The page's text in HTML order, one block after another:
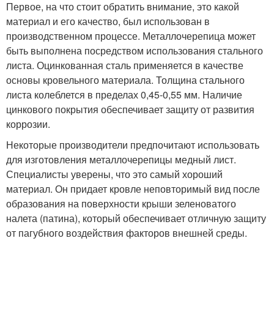
Первое, на что стоит обратить внимание, это какой
материал и его качество, был использован в
производственном процессе. Металлочерепица может
быть выполнена посредством использования стального
листа. Оцинкованная сталь применяется в качестве
основы кровельного материала. Толщина стального
листа колеблется в пределах 0,45-0,55 мм. Наличие
цинкового покрытия обеспечивает защиту от развития
коррозии.
Некоторые производители предпочитают использовать
для изготовления металлочерепицы медный лист.
Специалисты уверены, что это самый хороший
материал. Он придает кровле неповторимый вид после
образования на поверхности крыши зеленоватого
налета (патина), который обеспечивает отличную защиту
от пагубного воздействия факторов внешней среды.